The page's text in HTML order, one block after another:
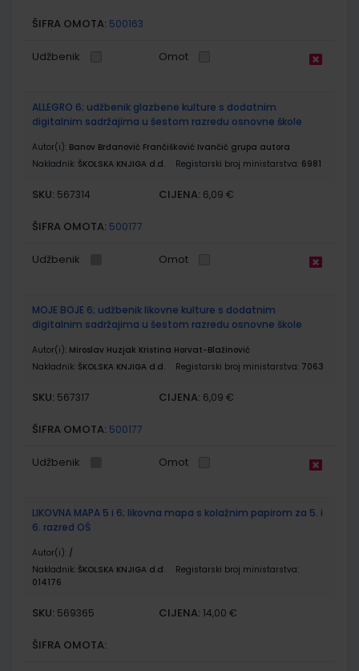
ŠIFRA OMOTA: 500163
Udžbenik Omot
ALLEGRO 6; udžbenik glazbene kulture s dodatnim
digitalnim sadržajima u šestom razredu osnovne škole
Autor(i): Banov Brđanović Frančišković Ivančić grupa autora
Nakladnik: ŠKOLSKA KNJIGA d.d. Registarski broj ministarstva: 6981
SKU: 567314 CIJENA: 6,09 €
ŠIFRA OMOTA: 500177
Udžbenik Omot
MOJE BOJE 6; udžbenik likovne kulture s dodatnim
digitalnim sadržajima u šestom razredu osnovne škole
Autor(i): Miroslav Huzjak Kristina Horvat-Blažinović
Nakladnik: ŠKOLSKA KNJIGA d.d. Registarski broj ministarstva: 7063
SKU: 567317 CIJENA: 6,09 €
ŠIFRA OMOTA: 500177
Udžbenik Omot
LIKOVNA MAPA 5 i 6; likovna mapa s kolažnim papirom za 5. i
6. razred OŠ
Autor(i): /
Nakladnik: ŠKOLSKA KNJIGA d.d.
Registarski broj ministarstva:
014176
SKU: 569365 CIJENA: 14,00 €
ŠIFRA OMOTA: